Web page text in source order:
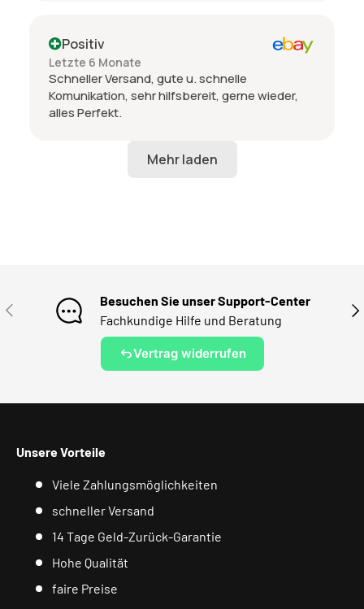
Positiv
Letzte 6 Monate
Schneller Versand, gute u. schnelle
Komunikation, sehr hilfsbereit, gerne wieder,
alles Perfekt.
VORHERIGE
Besuchen Sie unser Support-Center
Fachkundige Hilfe und Beratung
Vertrag widerrufen
Unsere Vorteile
Viele Zahlungsmöglichkeiten
schneller Versand
14 Tage Geld-Zurück-Garantie
Hohe Qualität
faire Preise